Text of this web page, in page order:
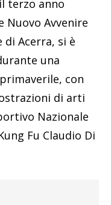
terzo anno
Nuovo Avvenire
Acerra, si è
una
con
di arti
Nazionale
Fu Claudio Di